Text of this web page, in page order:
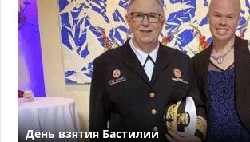
День взятия Бастилии